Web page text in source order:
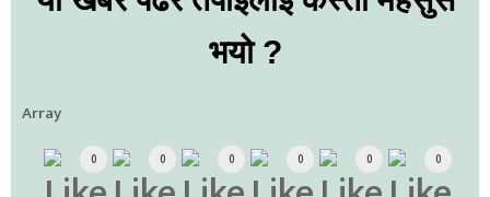
भयो ?
Array
0 0 0 0 0 0